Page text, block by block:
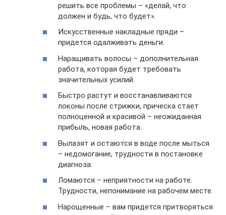
решить все проблемы – «делай, что
должен и будь, что будет».
Искусственные накладные пряди –
придется одалживать деньги.
Наращивать волосы – дополнительная
работа, которая будет требовать
значительных усилий.
Быстро растут и восстанавливаются
локоны после стрижки, прическа стает
полноценной и красивой – неожиданная
прибыль, новая работа.
Вылазят и остаются в воде после мыться
– недомогание, трудности в постановке
диагноза.
Ломаются – неприятности на работе.
Трудности, непонимание на рабочем месте.
Нарощенные – вам придется притворяться